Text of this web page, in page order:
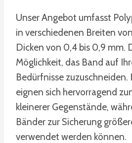
Unser Angebot umfasst
in verschiedenen Breiten
Dicken von 0,4 bis 0,9 mm.
Möglichkeit, das Band auf
Bedürfnisse
eignen sich hervorragend
kleinerer Gegenstände,
Bänder zur Sicherung
verwendet werden können.